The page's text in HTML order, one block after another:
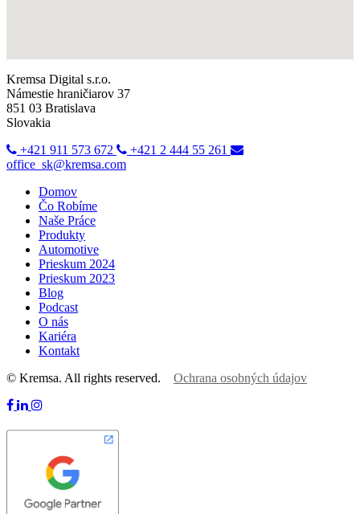
Kremsa Digital s.r.o.
Námestie hraničiarov 37
851 03 Bratislava
Slovakia
+421 911 573 672
+421 2 444 55 261
office_sk@kremsa.com
Domov
Čo Robíme
Naše Práce
Produkty
Automotive
Prieskum 2024
Prieskum 2023
Blog
Podcast
O nás
Kariéra
Kontakt
© Kremsa. All rights reserved. Ochrana osobných údajov